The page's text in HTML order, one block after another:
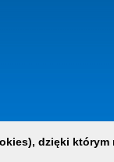
dzięki którym